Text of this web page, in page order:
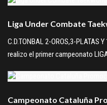
Liga Under Combate
C.D.TONBAL 2-OROS,3-PLATAS
realizo el primer campeonato
Campeonato Cataluña